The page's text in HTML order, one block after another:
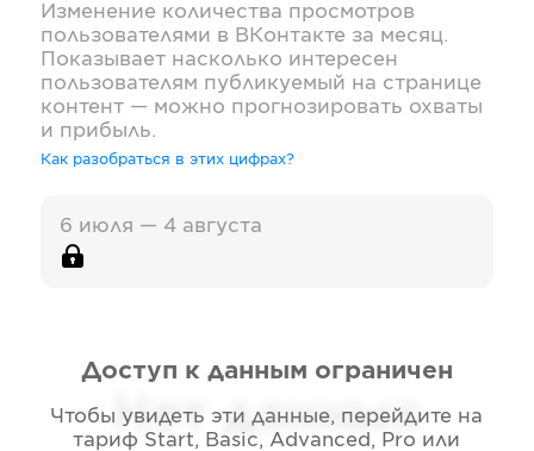
Изменение количества просмотров
пользователями в ВКонтакте за месяц.
Показывает насколько интересен
пользователям публикуемый на странице
контент — можно прогнозировать охваты
и прибыль.
Как разобраться в этих цифрах?
6 июля — 4 августа
Нет данных
Доступ к данным ограничен
Чтобы увидеть эти данные, перейдите на
тариф Start, Basic, Advanced, Pro или